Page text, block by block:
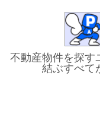
不動産物件を探す
結ぶすべて